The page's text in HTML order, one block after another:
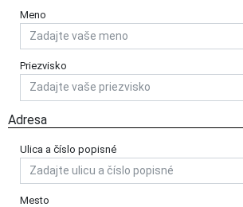
Meno
Priezvisko
Adresa
Ulica a číslo popisné
Mesto